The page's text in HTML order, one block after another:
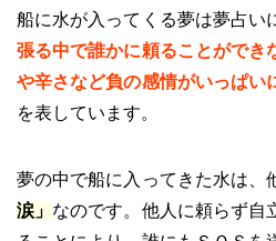
船に水が入ってくる夢は夢占い
張る中で誰かに頼ることができ
や辛さなど負の感情がいっぱい
を表しています。
夢の中で船に入ってきた水は、
涙」 なのです。他人に頼らず自